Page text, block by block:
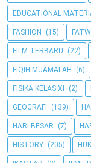
EDUCATIONAL
FASHION (15)
FILM TERBARU (22)
FIQIH MUAMALAH (6)
FISIKA KELAS XI (2)
GEOGRAFI (139)
HARI BESAR (7)
HISTORY (205)